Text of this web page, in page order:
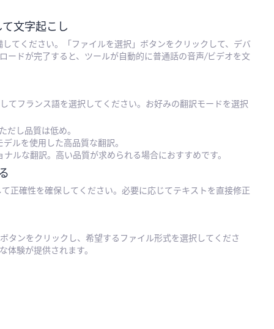
文字起こし
てください。「ファイルを選択」ボタンをクリックして、デバ
ードが完了すると、ツールが自動的に普通話の音声/ビデオを文
てフランス語を選択してください。お好みの翻訳モードを選択
し品質は低め。
ルを使用した高品質な翻訳。
ルな翻訳。高い品質が求められる場合におすすめです。
正確性を確保してください。必要に応じてテキストを直接修正
タンをクリックし、希望するファイル形式を選択してくださ
体験が提供されます。